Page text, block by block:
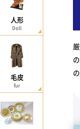
人形
Doll
毛皮
fur